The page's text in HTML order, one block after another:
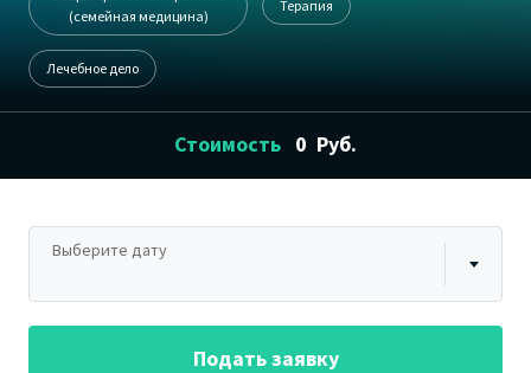
(семейная медицина)
Терапия
Лечебное дело
Стоимость 0 Руб.
Выберите дату
Подать заявку